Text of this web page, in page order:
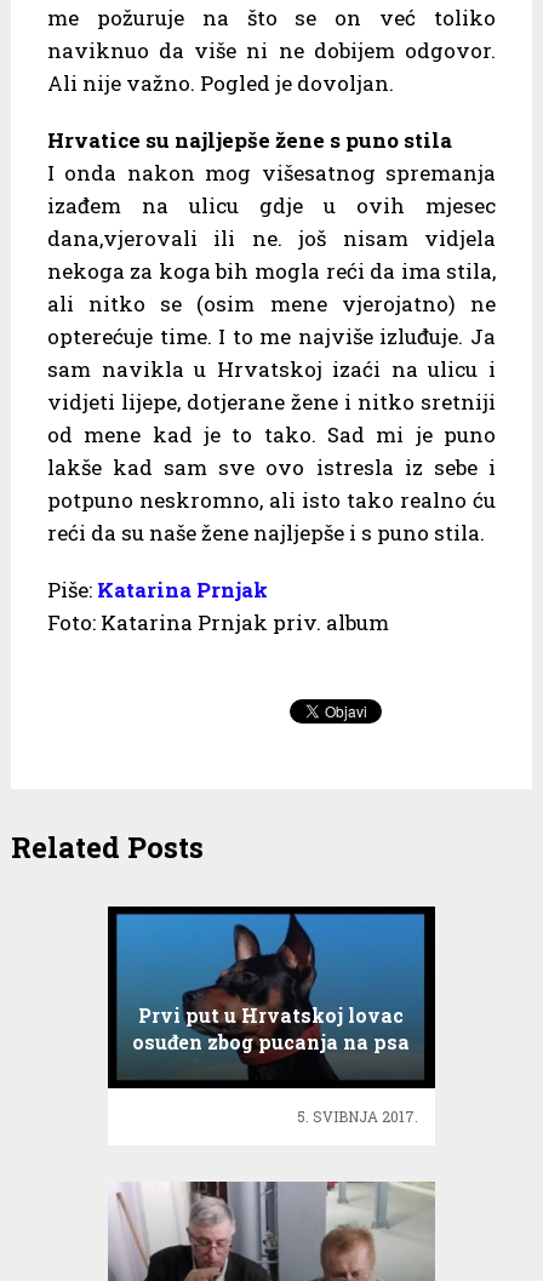
me požuruje na što se on već toliko
naviknuo da više ni ne dobijem odgovor.
Ali nije važno. Pogled je dovoljan.
Hrvatice su najljepše žene s puno stila
I onda nakon mog višesatnog spremanja
izađem na ulicu gdje u ovih mjesec
dana,vjerovali ili ne. još nisam vidjela
nekoga za koga bih mogla reći da ima stila,
ali nitko se (osim mene vjerojatno) ne
opterećuje time. I to me najviše izluđuje. Ja
sam navikla u Hrvatskoj izaći na ulicu i
vidjeti lijepe, dotjerane žene i nitko sretniji
od mene kad je to tako. Sad mi je puno
lakše kad sam sve ovo istresla iz sebe i
potpuno neskromno, ali isto tako realno ću
reći da su naše žene najljepše i s puno stila.
Piše: Katarina Prnjak
Foto: Katarina Prnjak priv. album
Related Posts
Prvi put u Hrvatskoj lovac
osuđen zbog pucanja na psa
5. SVIBNJA 2017.